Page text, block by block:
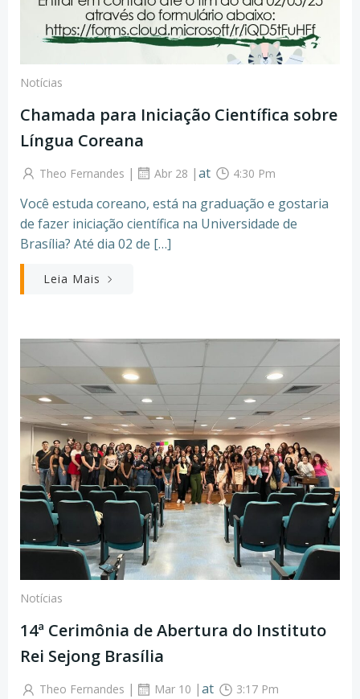
Notícias
Chamada para Iniciação Científica sobre
Língua Coreana
Theo Fernandes | Abr 28 |at 4:30 Pm
Você estuda coreano, está na graduação e gostaria
de fazer iniciação científica na Universidade de
Brasília? Até dia 02 de […]
Leia Mais
Notícias
14ª Cerimônia de Abertura do Instituto
Rei Sejong Brasília
Theo Fernandes | Mar 10 |at 3:17 Pm